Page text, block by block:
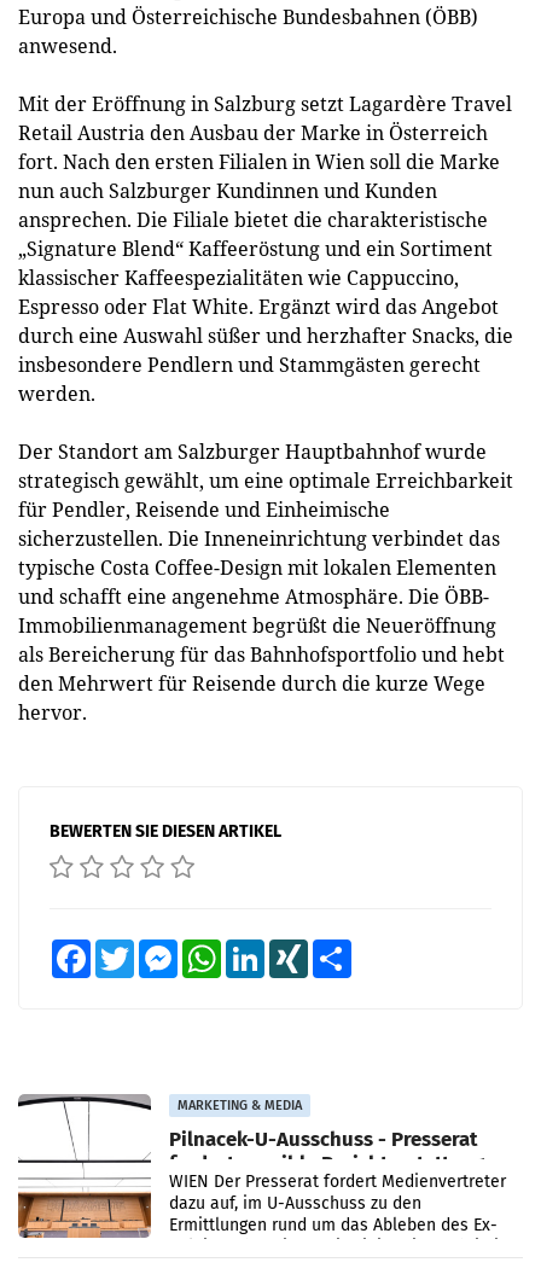
Europa und Österreichische Bundesbahnen (ÖBB)
anwesend.
Mit der Eröffnung in Salzburg setzt Lagardère Travel
Retail Austria den Ausbau der Marke in Österreich
fort. Nach den ersten Filialen in Wien soll die Marke
nun auch Salzburger Kundinnen und Kunden
ansprechen. Die Filiale bietet die charakteristische
„Signature Blend“ Kaffeeröstung und ein Sortiment
klassischer Kaffeespezialitäten wie Cappuccino,
Espresso oder Flat White. Ergänzt wird das Angebot
durch eine Auswahl süßer und herzhafter Snacks, die
insbesondere Pendlern und Stammgästen gerecht
werden.
Der Standort am Salzburger Hauptbahnhof wurde
strategisch gewählt, um eine optimale Erreichbarkeit
für Pendler, Reisende und Einheimische
sicherzustellen. Die Inneneinrichtung verbindet das
typische Costa Coffee-Design mit lokalen Elementen
und schafft eine angenehme Atmosphäre. Die ÖBB-
Immobilienmanagement begrüßt die Neueröffnung
als Bereicherung für das Bahnhofsportfolio und hebt
den Mehrwert für Reisende durch die kurze Wege
hervor.
BEWERTEN SIE DIESEN ARTIKEL
FacebookTwitter MessengerWhatsAppLinkedInXING
MARKETING & MEDIA
Pilnacek-U-Ausschuss - Presserat
fordert sensible Berichterstattung
WIEN Der Presserat fordert Medienvertreter
dazu auf, im U-Ausschuss zu den
Ermittlungen rund um das Ableben des Ex-